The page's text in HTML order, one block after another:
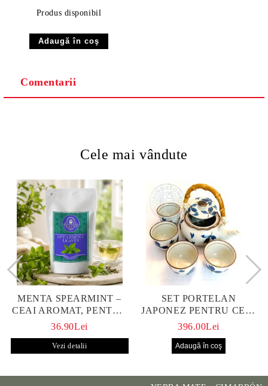
Produs disponibil
Comentarii
Cele mai vândute
MENTA SPEARMINT –
CEAI AROMAT, PENTRU
CALM ȘI BENEFIC
36.90Lei
Vezi detalii
SET PORTELAN
JAPONEZ PENTRU CEAI
HANAKO, CEAINIC SI 4
396.00Lei